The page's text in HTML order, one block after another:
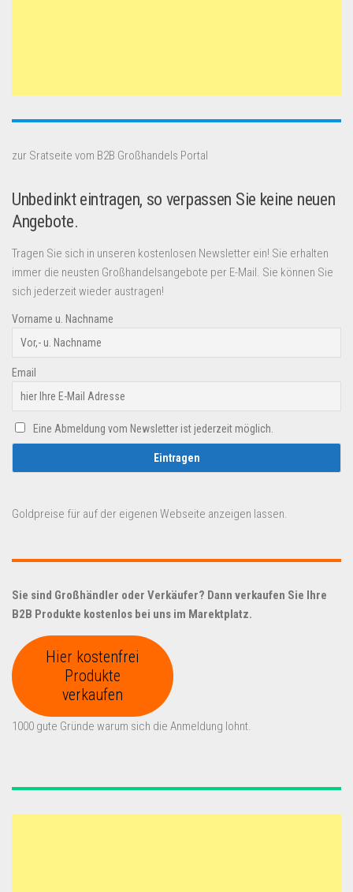
zur Sratseite vom B2B Großhandels Portal
Unbedinkt eintragen, so verpassen Sie keine neuen
Angebote.
Tragen Sie sich in unseren kostenlosen Newsletter ein! Sie erhalten
immer die neusten Großhandelsangebote per E-Mail. Sie können Sie
sich jederzeit wieder austragen!
Vorname u. Nachname
Email
Eine Abmeldung vom Newsletter ist jederzeit möglich.
Goldpreise für auf der eigenen Webseite anzeigen lassen.
Sie sind Großhändler oder Verkäufer? Dann verkaufen Sie Ihre
B2B Produkte kostenlos bei uns im Marektplatz.
Hier kostenfrei
Produkte
verkaufen
1000 gute Gründe warum sich die Anmeldung lohnt.